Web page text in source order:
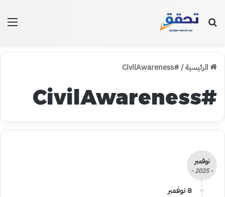
بحث عن
الرئيسية/
#CivilAwareness
#CivilAwareness
نوفمبر
- 2025 -
8 نوفمبر